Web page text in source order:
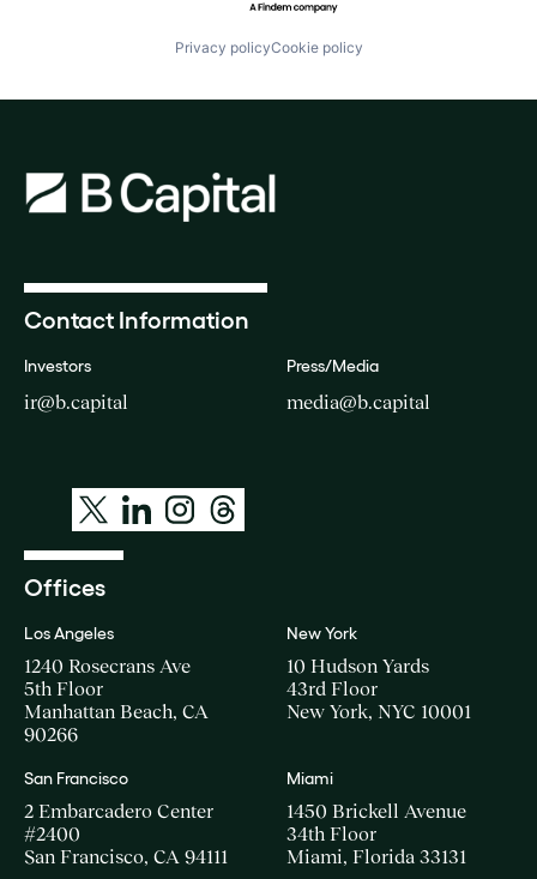
Privacy policyCookie policy
Contact Information
Investors
ir@b.capital
Press/Media
media@b.capital
Offices
Los Angeles
1240 Rosecrans Ave
5th Floor
Manhattan Beach, CA
90266
New York
10 Hudson Yards
43rd Floor
New York, NYC 10001
San Francisco
2 Embarcadero Center
#2400
San Francisco, CA 94111
Miami
1450 Brickell Avenue
34th Floor
Miami, Florida 33131